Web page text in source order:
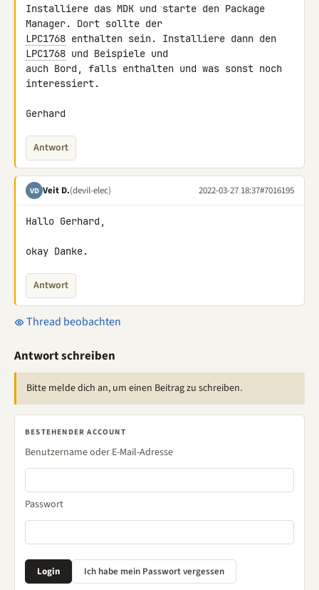
Installiere das MDK und starte den Package
LPC1768
LPC1768 und Beispiele und
auch Bord, falls enthalten und was sonst noch
interessiert.
Gerhard
Antwort
VD Veit D.(devil-elec) 2022-03-27 18:37#7016195
Hallo Gerhard,
okay Danke.
Antwort
Thread beobachten
Antwort schreiben
Bitte melde dich an, um einen Beitrag zu schreiben.
BESTEHENDER ACCOUNT
Benutzername oder E-Mail-Adresse
Passwort